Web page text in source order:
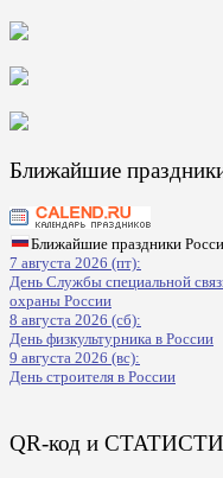
Ближайшие
Ближайшие праздники
7 августа 2026 (пт):
День Службы специальной
охраны России
8 августа 2026 (сб):
День физкультурника в России
9 августа 2026 (вс):
День строителя в России
QR-код и